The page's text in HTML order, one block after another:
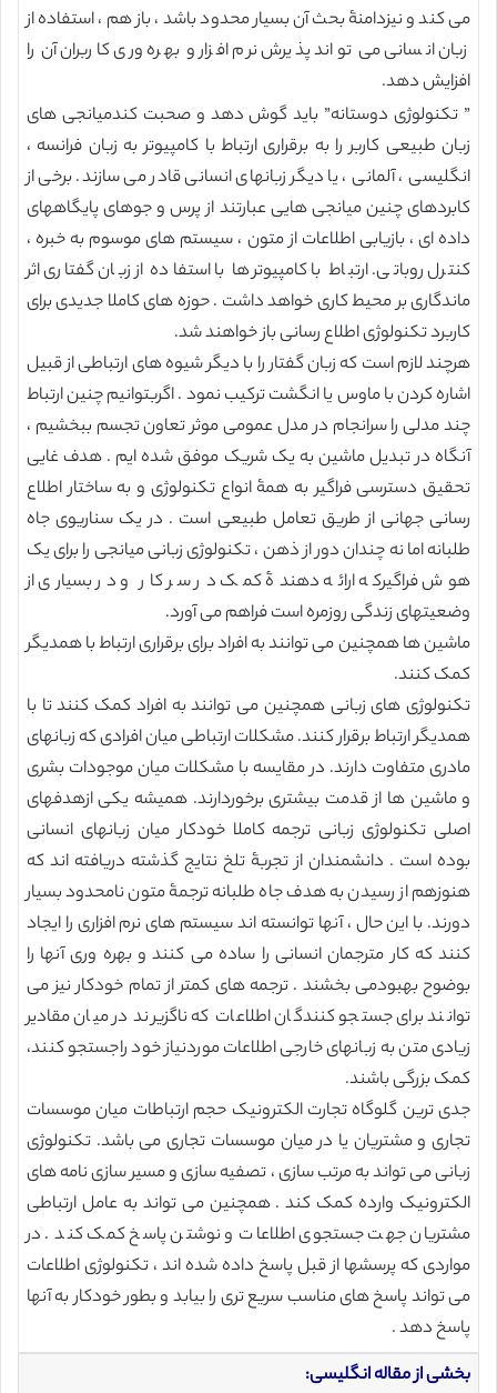
می کند و نیزدامنۀ بحث آن بسیار محدود باشد ، باز هم ، استفاده از
زبان انسانی می تواند پذیرش نرم افزار و بهره وری کاربران آن را
افزایش دهد.
” تکنولوژی دوستانه” باید گوش دهد و صحبت کندمیانجی های
زبان طبیعی کاربر را به برقراری ارتباط با کامپیوتر به زبان فرانسه ،
انگلیسی ، آلمانی ، یا دیگر زبانهای انسانی قادر می سازند. برخی از
کابردهای چنین میانجی هایی عبارتند از پرس و جوهای پایگاههای
داده ای ، بازیابی اطلاعات از متون ، سیستم های موسوم به خبره ،
کنترل روباتی. ارتباط با کامپیوترها با استفاده از زبان گفتاری اثر
ماندگاری بر محیط کاری خواهد داشت . حوزه های کاملا جدیدی برای
کاربرد تکنولوژی اطلاع رسانی باز خواهند شد.
هرچند لازم است که زبان گفتار را با دیگر شیوه های ارتباطی از قبیل
اشاره کردن با ماوس یا انگشت ترکیب نمود . اگربتوانیم چنین ارتباط
چند مدلی را سرانجام در مدل عمومی موثر تعاون تجسم ببخشیم ،
آنگاه در تبدیل ماشین به یک شریک موفق شده ایم . هدف غایی
تحقیق دسترسی فراگیر به همۀ انواع تکنولوژی و به ساختار اطلاع
رسانی جهانی از طریق تعامل طبیعی است . در یک سناریوی جاه
طلبانه اما نه چندان دور از ذهن ، تکنولوژی زبانی میانجی را برای یک
هوش فراگیرکه ارائه دهندۀ کمک در سر کار و در بسیاری از
وضعیتهای زندگی روزمره است فراهم می آورد.
ماشین ها همچنین می توانند به افراد برای برقراری ارتباط با همدیگر
کمک کنند.
تکنولوژی های زبانی همچنین می توانند به افراد کمک کنند تا با
همدیگر ارتباط برقرار کنند. مشکلات ارتباطی میان افرادی که زبانهای
مادری متفاوت دارند. در مقایسه با مشکلات میان موجودات بشری
و ماشین ها از قدمت بیشتری برخوردارند. همیشه یکی ازهدفهای
اصلی تکنولوژی زبانی ترجمه کاملا خودکار میان زبانهای انسانی
بوده است . دانشمندان از تجربۀ تلخ نتایج گذشته دریافته اند که
هنوزهم از رسیدن به هدف جاه طلبانه ترجمۀ متون نامحدود بسیار
دورند. با این حال ، آنها توانسته اند سیستم های نرم افزاری را ایجاد
کنند که کار مترجمان انسانی را ساده می کنند و بهره وری آنها را
بوضوح بهبودمی بخشند . ترجمه های کمتر از تمام خودکار نیز می
توانند برای جستجو کنندگان اطلاعات که ناگزیرند در میان مقادیر
زیادی متن به زبانهای خارجی اطلاعات موردنیاز خود راجستجو کنند،
کمک بزرگی باشند.
جدی ترین گلوگاه تجارت الکترونیک حجم ارتباطات میان موسسات
تجاری و مشتریان یا در میان موسسات تجاری می باشد. تکنولوژی
زبانی می تواند به مرتب سازی ، تصفیه سازی و مسیر سازی نامه های
الکترونیک وارده کمک کند . همچنین می تواند به عامل ارتباطی
مشتریان جهت جستجوی اطلاعات و نوشتن پاسخ کمک کند . در
مواردی که پرسشها از قبل پاسخ داده شده اند ، تکنولوژی اطلاعات
می تواند پاسخ های مناسب سریع تری را بیابد و بطور خودکار به آنها
پاسخ دهد .
بخشی از مقاله انگلیسی: